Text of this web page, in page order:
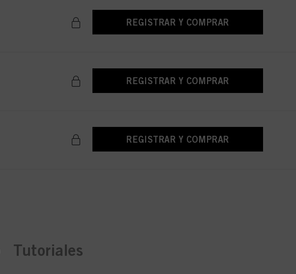
REGISTRAR Y COMPRAR
REGISTRAR Y COMPRAR
REGISTRAR Y COMPRAR
Tutoriales